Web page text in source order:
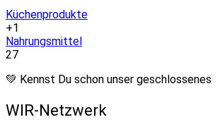
Küchenprodukte
+1
Nahrungsmittel
27
💚 Kennst Du schon unser geschlossenes
WIR-Netzwerk